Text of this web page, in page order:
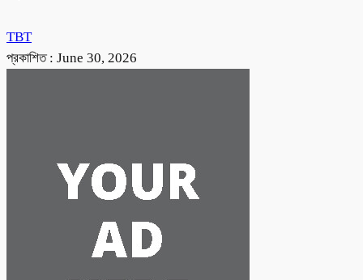
TBT
প্রকাশিত : June 30, 2026